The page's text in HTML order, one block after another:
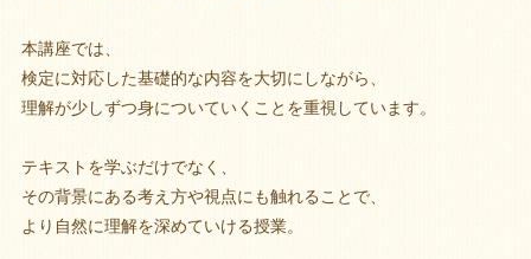
本講座では、
検定に対応した基礎的な内容を大切にしながら、
理解が少しずつ身についていくことを重視しています。
テキストを学ぶだけでなく、
その背景にある考え方や視点にも触れることで、
より自然に理解を深めていける授業。